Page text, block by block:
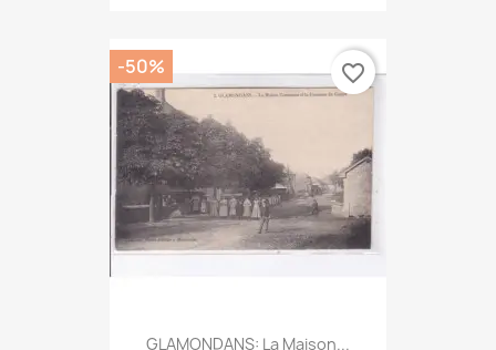
GLAMONDANS: La Maison...
-50% favorite_border